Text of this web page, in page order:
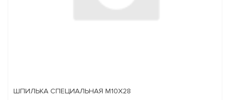
ШПИЛЬКА СПЕЦИАЛЬНАЯ М10Х28